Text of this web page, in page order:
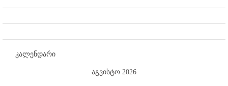
კალენდარი
აგვისტო 2026